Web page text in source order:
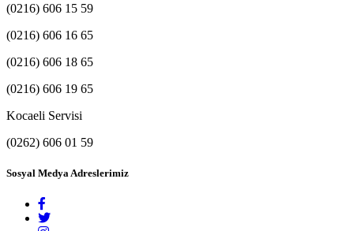
(0216) 606 15 59
(0216) 606 16 65
(0216) 606 18 65
(0216) 606 19 65
Kocaeli Servisi
(0262) 606 01 59
Sosyal Medya Adreslerimiz